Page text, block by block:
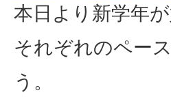
本日より新学年
それぞれのペー
う。